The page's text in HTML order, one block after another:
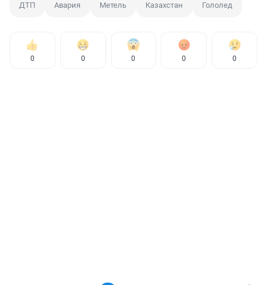
ДТП Авария Метель Казахстан Гололед
0 0 0 0 0